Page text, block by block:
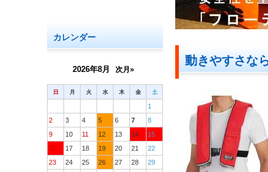
カレンダー
2026年8月 次月»
日 月 火 水 木 金 土
1
2
3 4 5 6 7
8
9
10 11 12 13 14
15
16
17 18 19 20 21
22
23
24 25 26 27 28
29
動きやすさな